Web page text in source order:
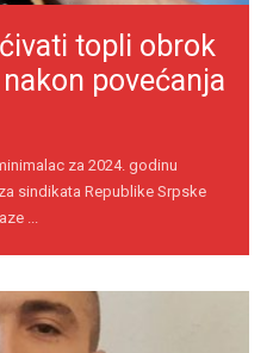
topli obrok
povećanja
za 2024. godinu
sindikata Republike Srpske
...